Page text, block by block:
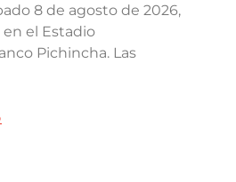
8 de agosto de 2026,
en el Estadio
Pichincha. Las